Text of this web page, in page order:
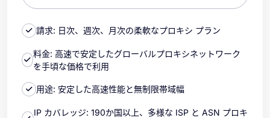
請求: 日次、週次、月次の柔軟なプロキシ プラン
料金: 高速で安定したグローバルプロキシネットワーク
を手頃な価格で利用
用途: 安定した高速性能と無制限帯域幅
IP カバレッジ: 190か国以上、多様な ISP と ASN プロキ